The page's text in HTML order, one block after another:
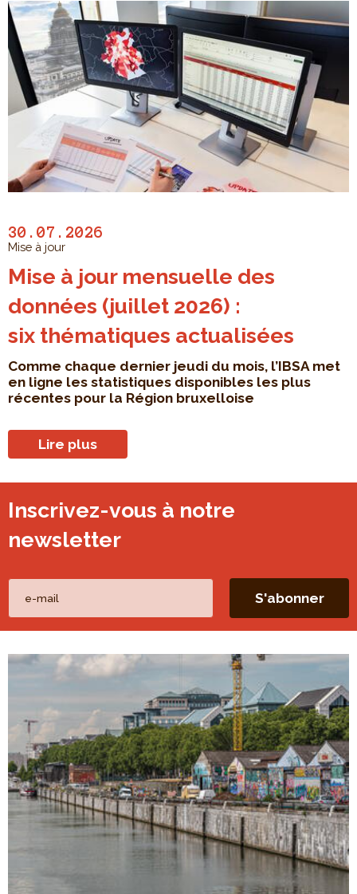
Inscrivez-vous à notre
newsletter
30.07.2026
Mise à jour
Mise à jour mensuelle des
données (juillet 2026) :
six thématiques actualisées
Comme chaque dernier jeudi du mois, l’IBSA met
en ligne les statistiques disponibles les plus
récentes pour la Région bruxelloise
Lire plus